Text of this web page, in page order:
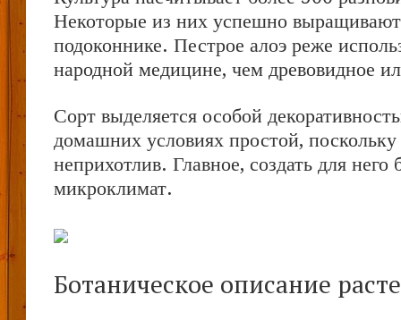
Некоторые из них успешно
подоконнике. Пестрое алоэ реже
народной медицине, чем древовидное
Сорт выделяется особой
домашних условиях простой, поскольку
неприхотлив. Главное, создать для него
микроклимат.
Ботаническое описание